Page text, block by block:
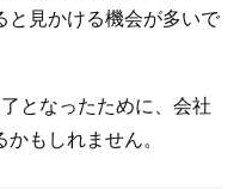
と見かける機会が多いで
となったために、会社
もしれません。